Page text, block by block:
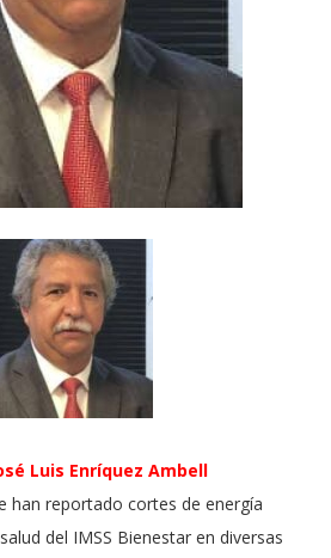
Luis Enríquez Ambell
han reportado cortes de energía
del IMSS Bienestar en diversas